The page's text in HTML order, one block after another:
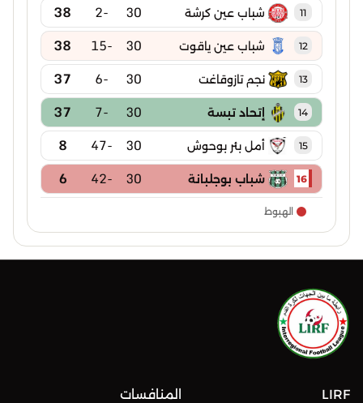
11 شباب عين كرشة 30
-2
38
12 شباب عين ياقوت 30
-15
38
13 نجم تازوقاغت 30
-6
37
14 إتحاد تبسة 30
-7
37
15 أمل بئر بوحوش 30
-47
8
16 شباب بوجلبانة 30
-42
6
الهبوط
LIRF المنافسات